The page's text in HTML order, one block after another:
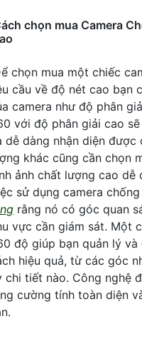
chọn mua Camera
chọn mua một chiếc
cầu về độ nét cao bạn
camera như độ phân
với độ phân giải cao
dễ dàng nhận diện
khác cũng cần chọn
ảnh chất lượng cao
sử dụng camera
rằng nó có góc quan
vực cần giám sát. Một
độ giúp bạn quản lý
hiệu quả, từ các góc
chi tiết nào. Công nghệ
cường tính toàn diện